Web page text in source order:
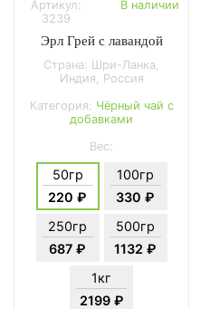
Артикул:
3239
В наличии
Эрл Грей с лавандой
Страна: Шри-Ланка,
Индия, Россия
Категория: Чёрный чай с
добавками
Вес:
50гр
220 ₽
100гр
330 ₽
250гр
687 ₽
500гр
1132 ₽
1кг
2199 ₽